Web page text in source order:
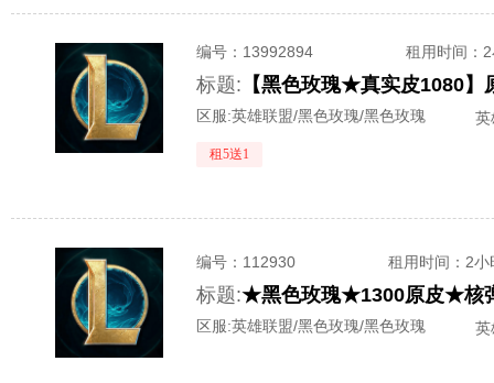
编号： 13992894 租用时间 ：
标题:
区服:英雄联盟/黑色玫瑰/黑色玫瑰
租5送1
编号： 112930 租用时间 ：2
标题:
区服:英雄联盟/黑色玫瑰/黑色玫瑰